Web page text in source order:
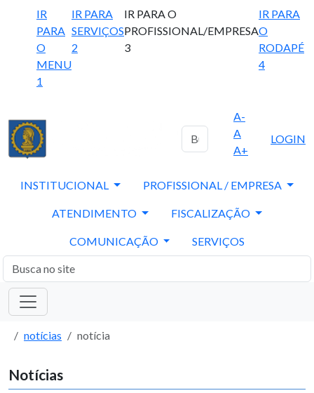
IR
PARA
O
MENU
1
IR PARA
SERVIÇOS
2
IR PARA O
PROFISSIONAL/EMPRESA
3
IR PARA
O
RODAPÉ
4
A-
A
A+
LOGIN
INSTITUCIONAL PROFISSIONAL / EMPRESA
ATENDIMENTO FISCALIZAÇÃO
COMUNICAÇÃO SERVIÇOS
notícias notícia
Notícias